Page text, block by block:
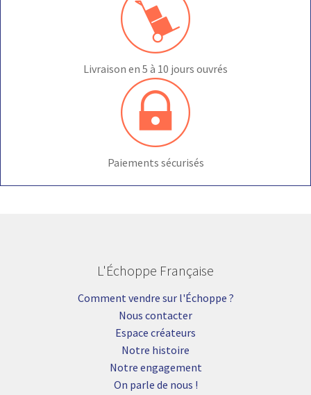
Livraison en 5 à 10 jours ouvrés
Paiements sécurisés
L'Échoppe Française
Comment vendre sur l'Échoppe ?
Nous contacter
Espace créateurs
Notre histoire
Notre engagement
On parle de nous !